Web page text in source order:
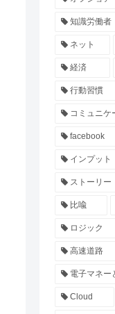
知識労働者
ネット
経済
行動習慣
コミュニケ
facebook
インプット
ストーリー
比喩
ロジック
高速道路
電子マネー
Cloud